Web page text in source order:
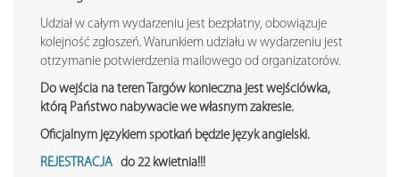
Udział w całym wydarzeniu jest bezpłatny, obowiązuje
kolejność zgłoszeń. Warunkiem udziału w wydarzeniu jest
otrzymanie potwierdzenia mailowego od organizatorów.
Do wejścia na teren Targów konieczna jest wejściówka,
którą Państwo nabywacie we własnym zakresie.
Oficjalnym językiem spotkań będzie język angielski.
REJESTRACJA do 22 kwietnia!!!